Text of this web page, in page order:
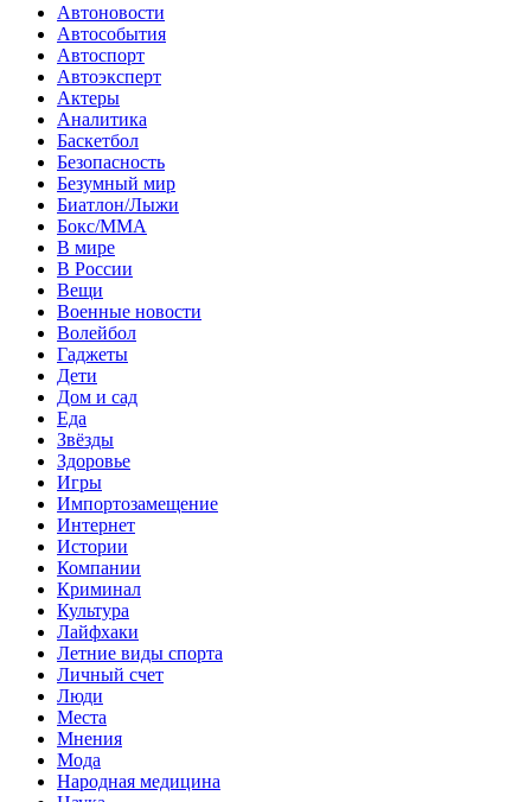
Автоновости
Автособытия
Автоспорт
Автоэксперт
Актеры
Аналитика
Баскетбол
Безопасность
Безумный мир
Биатлон/Лыжи
Бокс/MMA
В мире
В России
Вещи
Военные новости
Волейбол
Гаджеты
Дети
Дом и сад
Еда
Звёзды
Здоровье
Игры
Импортозамещение
Интернет
Истории
Компании
Криминал
Культура
Лайфхаки
Летние виды спорта
Личный счет
Люди
Места
Мнения
Мода
Народная медицина